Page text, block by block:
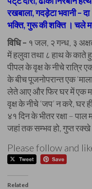
रखबाला, गदड़ेटा भवानी
भक्ति, गुरू की शक्ति । चले
विधि – १ जल, २ गन्ध, ३
में हलुवा तथा ८ हाथ के
पीपल के वृक्ष के नीचे रात्रि
के बीच पूजनोपरान्त एक
लेते आए और फिर घर में एक
वृक्ष के नीचे ‘जप’ न करे, घर
४१ दिन के भीतर रक्षा – पाल
जहां तक सम्भव हो, गुप्त रक्खे
Please follow and
Related